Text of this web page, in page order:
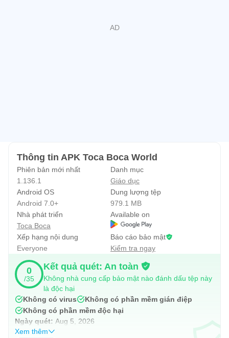
Thông tin APK Toca Boca World
Phiên bản mới nhất
1.136.1
Danh mục
Giáo dục
Android OS
Android 7.0+
Dung lượng tệp
979.1 MB
Nhà phát triển
Toca Boca
Available on
Xếp hạng nội dung
Everyone
Báo cáo bảo mật
Kiểm tra ngay
0
/35
Kết quả quét: An toàn
Không nhà cung cấp bảo mật nào đánh dấu tệp này
là độc hại
Không có virus
Không có phần mềm gián điệp
Không có phần mềm độc hại
Ngày quét: Aug 5, 2026
Xem thêm